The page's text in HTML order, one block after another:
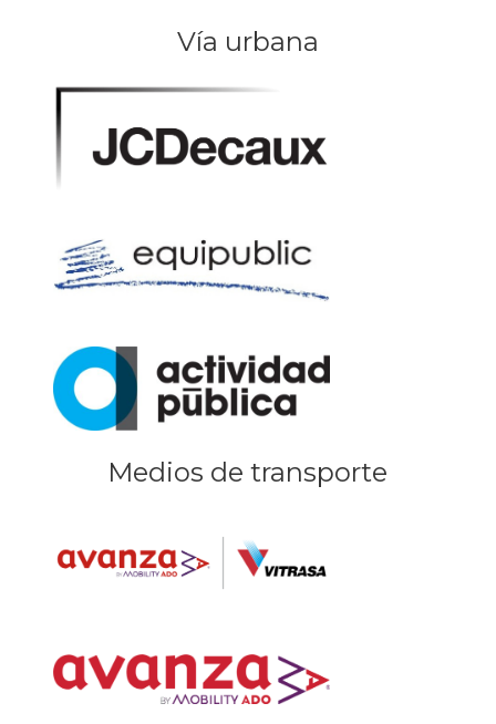
Vía urbana
Medios de transporte